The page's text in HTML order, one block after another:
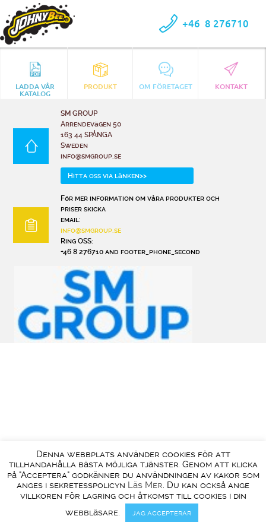
+46 8 276710
LADDA VÅR
KATALOG
PRODUKT OM FÖRETAGET KONTAKT
SM GROUP
Arrendevägen 50
163 44 SPÅNGA
Sweden
info@smgroup.se
Hitta oss via länken>>
För mer information om våra produkter och
priser skicka
email:
info@smgroup.se
Ring OSS:
+46 8 276710 and footer_phone_second
Denna webbplats använder cookies för att
tillhandahålla bästa möjliga tjänster. Genom att klicka
på "Acceptera" godkänner du användningen av kakor som
anges i sekretesspolicyn Läs Mer. Du kan också ange
villkoren för lagring och åtkomst till cookies i din
webbläsare.
jag accepterar